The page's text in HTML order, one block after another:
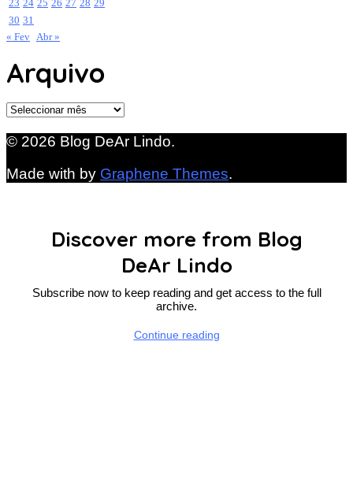
23 24 25 26 27 28 29
30 31
« Fev Abr »
Arquivo
Arquivo
© 2026 Blog DeAr Lindo.
Made with by Graphene Themes.
Discover more from Blog
DeAr Lindo
Subscribe now to keep reading and get access to the full
archive.
Continue reading